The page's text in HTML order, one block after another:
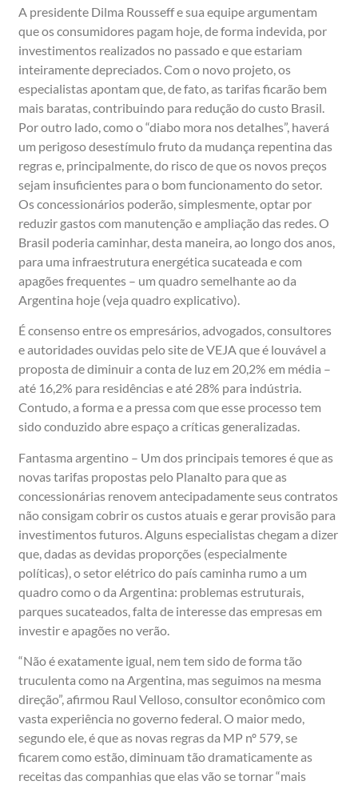
A presidente Dilma Rousseff e sua equipe argumentam
que os consumidores pagam hoje, de forma indevida, por
investimentos realizados no passado e que estariam
inteiramente depreciados. Com o novo projeto, os
especialistas apontam que, de fato, as tarifas ficarão bem
mais baratas, contribuindo para redução do custo Brasil.
Por outro lado, como o “diabo mora nos detalhes”, haverá
um perigoso desestímulo fruto da mudança repentina das
regras e, principalmente, do risco de que os novos preços
sejam insuficientes para o bom funcionamento do setor.
Os concessionários poderão, simplesmente, optar por
reduzir gastos com manutenção e ampliação das redes. O
Brasil poderia caminhar, desta maneira, ao longo dos anos,
para uma infraestrutura energética sucateada e com
apagões frequentes – um quadro semelhante ao da
Argentina hoje (veja quadro explicativo).
É consenso entre os empresários, advogados, consultores
e autoridades ouvidas pelo site de VEJA que é louvável a
proposta de diminuir a conta de luz em 20,2% em média –
até 16,2% para residências e até 28% para indústria.
Contudo, a forma e a pressa com que esse processo tem
sido conduzido abre espaço a críticas generalizadas.
Fantasma argentino – Um dos principais temores é que as
novas tarifas propostas pelo Planalto para que as
concessionárias renovem antecipadamente seus contratos
não consigam cobrir os custos atuais e gerar provisão para
investimentos futuros. Alguns especialistas chegam a dizer
que, dadas as devidas proporções (especialmente
políticas), o setor elétrico do país caminha rumo a um
quadro como o da Argentina: problemas estruturais,
parques sucateados, falta de interesse das empresas em
investir e apagões no verão.
“Não é exatamente igual, nem tem sido de forma tão
truculenta como na Argentina, mas seguimos na mesma
direção”, afirmou Raul Velloso, consultor econômico com
vasta experiência no governo federal. O maior medo,
segundo ele, é que as novas regras da MP nº 579, se
ficarem como estão, diminuam tão dramaticamente as
receitas das companhias que elas vão se tornar “mais